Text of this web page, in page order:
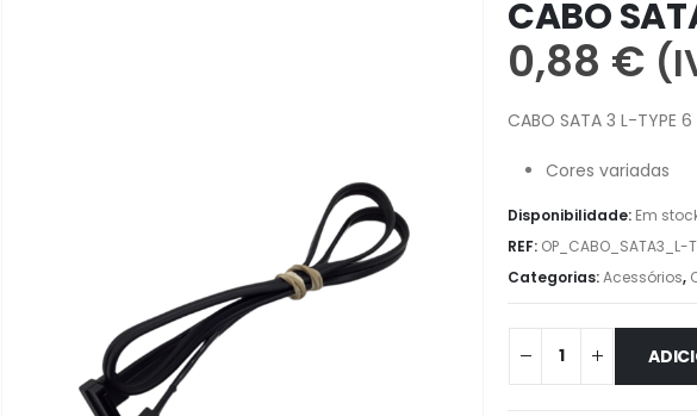
CABO
0,88 €
CABO SATA 3 L-TYPE
Cores variadas
Disponibilidade: Em
REF: OP_CABO_SATA3_L-
Categorias:Acessórios,